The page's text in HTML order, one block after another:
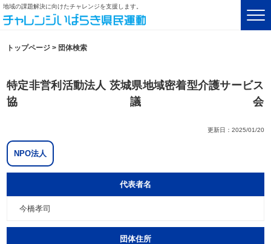
地域の課題解決に向けたチャレンジを支援します。
トップページ > 団体検索
特定非営利活動法人 茨城県地域密着型介護サービス
協議会
更新日：2025/01/20
NPO法人
代表者名
今橋孝司
団体住所